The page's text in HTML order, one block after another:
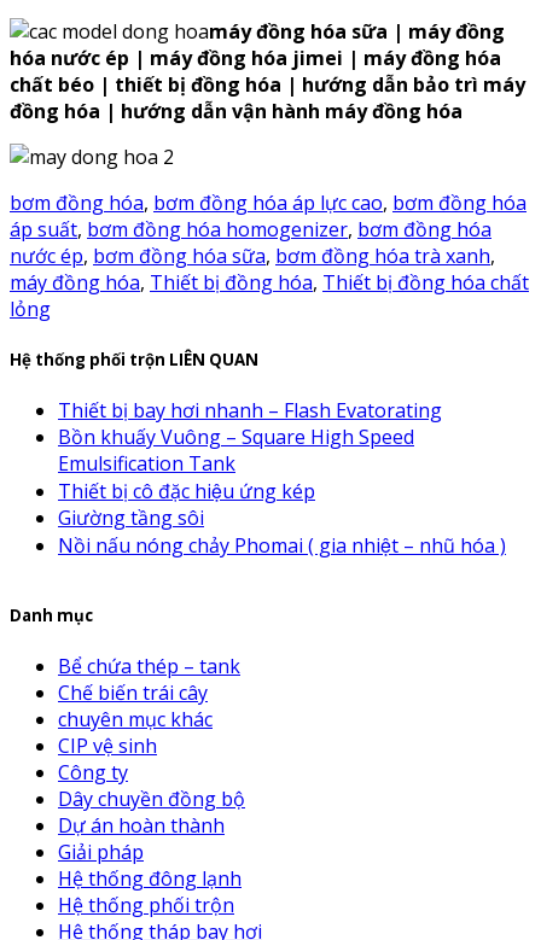
máy đồng hóa sữa | máy đồng
hóa nước ép | máy đồng hóa jimei | máy đồng hóa
chất béo | thiết bị đồng hóa | hướng dẫn bảo trì máy
đồng hóa | hướng dẫn vận hành máy đồng hóa
bơm đồng hóa, bơm đồng hóa áp lực cao, bơm đồng hóa
áp suất, bơm đồng hóa homogenizer, bơm đồng hóa
nước ép, bơm đồng hóa sữa, bơm đồng hóa trà xanh,
máy đồng hóa, Thiết bị đồng hóa, Thiết bị đồng hóa chất
lỏng
Hệ thống phối trộn LIÊN QUAN
Thiết bị bay hơi nhanh – Flash Evatorating
Bồn khuấy Vuông – Square High Speed
Emulsification Tank
Thiết bị cô đặc hiệu ứng kép
Giường tầng sôi
Nồi nấu nóng chảy Phomai ( gia nhiệt – nhũ hóa )
Danh mục
Bể chứa thép – tank
Chế biến trái cây
chuyên mục khác
CIP vệ sinh
Công ty
Dây chuyền đồng bộ
Dự án hoàn thành
Giải pháp
Hệ thống đông lạnh
Hệ thống phối trộn
Hệ thống tháp bay hơi